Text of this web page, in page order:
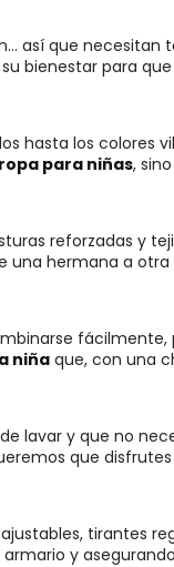
así que necesitan
bienestar para
hasta los colores
para niñas,
reforzadas y
una hermana a
fácilmente,
niñaque, con una
lavar y que no
que
tirantes
y